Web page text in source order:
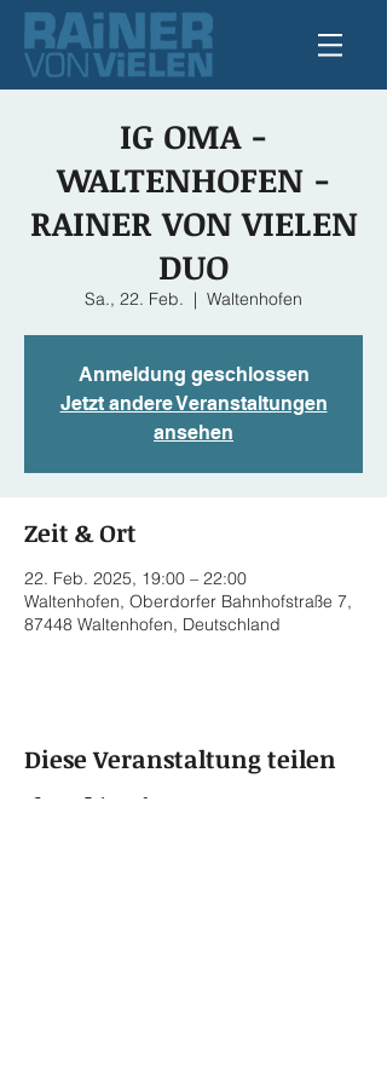
IG OMA -
WALTENHOFEN -
RAINER VON VIELEN
DUO
Sa., 22. Feb.
  |
Waltenhofen
Anmeldung geschlossen
Jetzt andere Veranstaltungen
ansehen
Zeit & Ort
22. Feb. 2025, 19:00 – 22:00
Waltenhofen, Oberdorfer Bahnhofstraße 7,
87448 Waltenhofen, Deutschland
Diese Veranstaltung teilen